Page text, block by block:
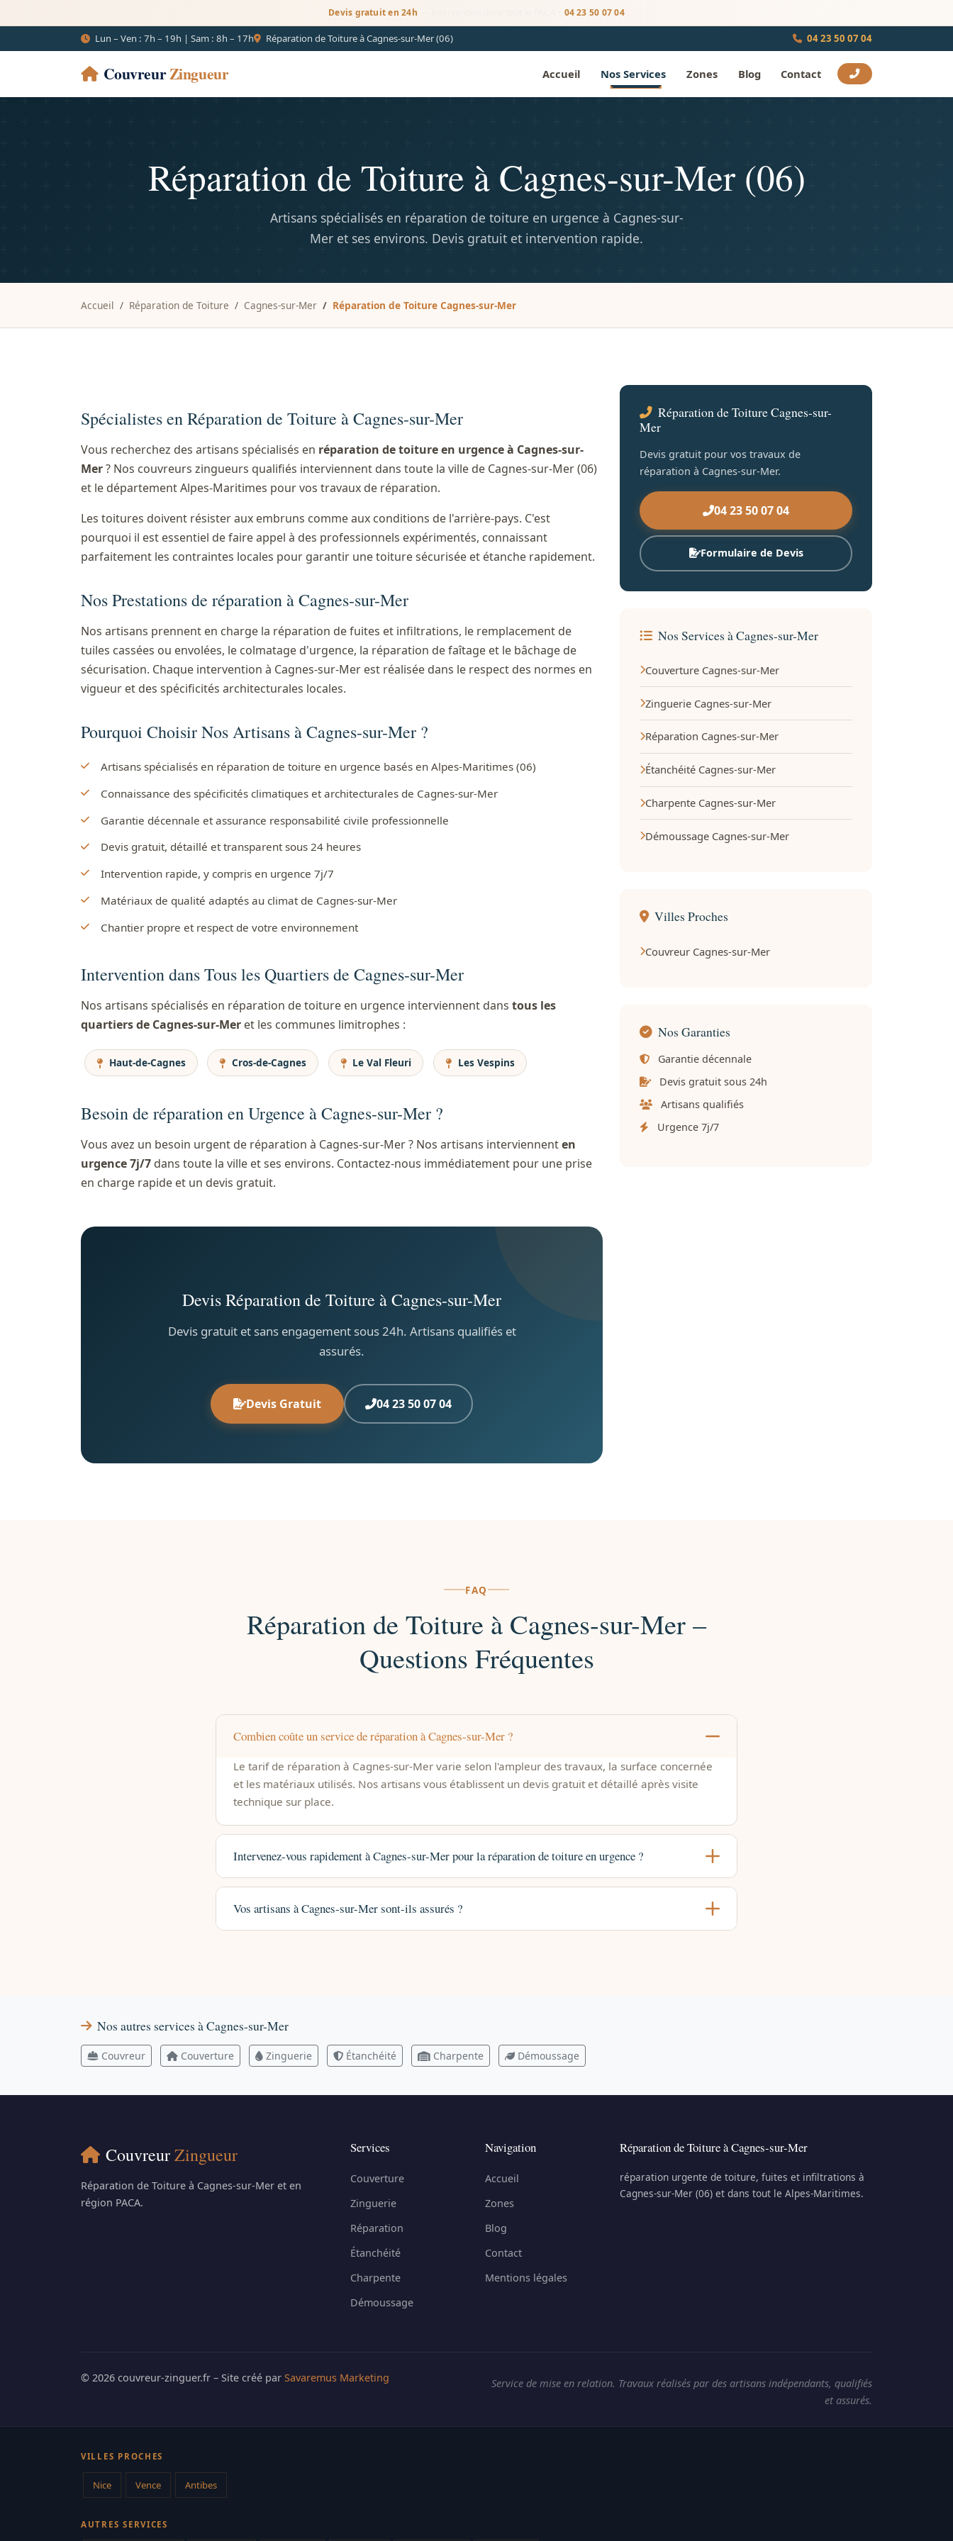
Devis gratuit en 24h 04 23 50 07 04
Lun – Ven : 7h – 19h | Sam : 8h – 17h Réparation de Toiture à Cagnes-sur-Mer (06) 04 23 50 07 04
CouvreurZingueur Accueil Nos Services Zones Blog Contact
Réparation de Toiture à Cagnes-sur-Mer (06)
Artisans spécialisés en réparation de toiture en urgence à Cagnes-sur-
Mer et ses environs. Devis gratuit et intervention rapide.
Accueil Réparation de Toiture Cagnes-sur-Mer Réparation de Toiture Cagnes-sur-Mer
Spécialistes en Réparation de Toiture à Cagnes-sur-Mer
Vous recherchez des artisans spécialisés en réparation de toiture en urgence à Cagnes-sur-
Mer? Nos couvreurs zingueurs qualifiés interviennent dans toute la ville de Cagnes-sur-Mer (06)
et le département Alpes-Maritimes pour vos travaux de réparation.
Les toitures doivent résister aux embruns comme aux conditions de l'arrière-pays. C'est
pourquoi il est essentiel de faire appel à des professionnels expérimentés, connaissant
parfaitement les contraintes locales pour garantir une toiture sécurisée et étanche rapidement.
Nos Prestations de réparation à Cagnes-sur-Mer
Nos artisans prennent en charge la réparation de fuites et infiltrations, le remplacement de
tuiles cassées ou envolées, le colmatage d'urgence, la réparation de faîtage et le bâchage de
sécurisation. Chaque intervention à Cagnes-sur-Mer est réalisée dans le respect des normes en
vigueur et des spécificités architecturales locales.
Pourquoi Choisir Nos Artisans à Cagnes-sur-Mer ?
Artisans spécialisés en réparation de toiture en urgence basés en Alpes-Maritimes (06)
Connaissance des spécificités climatiques et architecturales de Cagnes-sur-Mer
Garantie décennale et assurance responsabilité civile professionnelle
Devis gratuit, détaillé et transparent sous 24 heures
Intervention rapide, y compris en urgence 7j/7
Matériaux de qualité adaptés au climat de Cagnes-sur-Mer
Chantier propre et respect de votre environnement
Intervention dans Tous les Quartiers de Cagnes-sur-Mer
Nos artisans spécialisés en réparation de toiture en urgence interviennent dans tous les
quartiers de Cagnes-sur-Mer et les communes limitrophes :
Haut-de-Cagnes Cros-de-Cagnes Le Val Fleuri Les Vespins
Besoin de réparation en Urgence à Cagnes-sur-Mer ?
Vous avez un besoin urgent de réparation à Cagnes-sur-Mer ? Nos artisans interviennenten
urgence 7j/7 dans toute la ville et ses environs. Contactez-nous immédiatement pour une prise
en charge rapide et un devis gratuit.
Devis Réparation de Toiture à Cagnes-sur-Mer
Devis gratuit et sans engagement sous 24h. Artisans qualifiés et
assurés.
Devis Gratuit 04 23 50 07 04
Réparation de Toiture Cagnes-sur-
Mer
Devis gratuit pour vos travaux de
réparation à Cagnes-sur-Mer.
04 23 50 07 04
Formulaire de Devis
Nos Services à Cagnes-sur-Mer
Couverture Cagnes-sur-Mer
Zinguerie Cagnes-sur-Mer
Réparation Cagnes-sur-Mer
Étanchéité Cagnes-sur-Mer
Charpente Cagnes-sur-Mer
Démoussage Cagnes-sur-Mer
Villes Proches
Couvreur Cagnes-sur-Mer
Nos Garanties
Garantie décennale
Devis gratuit sous 24h
Artisans qualifiés
Urgence 7j/7
FAQ
Réparation de Toiture à Cagnes-sur-Mer –
Questions Fréquentes
Combien coûte un service de réparation à Cagnes-sur-Mer ?
Le tarif de réparation à Cagnes-sur-Mer varie selon l'ampleur des travaux, la surface concernée
et les matériaux utilisés. Nos artisans vous établissent un devis gratuit et détaillé après visite
technique sur place.
Intervenez-vous rapidement à Cagnes-sur-Mer pour la réparation de toiture en urgence ?
Vos artisans à Cagnes-sur-Mer sont-ils assurés ?
Nos autres services à Cagnes-sur-Mer
Couvreur Couverture Zinguerie Étanchéité Charpente Démoussage
CouvreurZingueur
Réparation de Toiture à Cagnes-sur-Mer et en
région PACA.
Services
Couverture
Zinguerie
Réparation
Étanchéité
Charpente
Démoussage
Navigation
Accueil
Zones
Blog
Contact
Mentions légales
Réparation de Toiture à Cagnes-sur-Mer
réparation urgente de toiture, fuites et infiltrations à
Cagnes-sur-Mer (06) et dans tout le Alpes-Maritimes.
© 2026 couvreur-zinguer.fr – Site créé par Savaremus Marketing
Service de mise en relation. Travaux réalisés par des artisans indépendants, qualifiés
et assurés.
VILLES PROCHES
Nice Vence Antibes
AUTRES SERVICES